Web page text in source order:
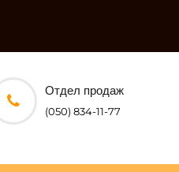
Отдел продаж
(050) 834-11-77